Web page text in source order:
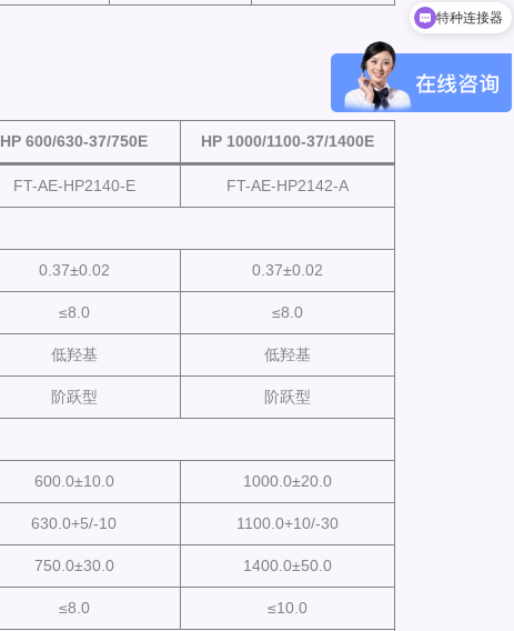
HP 600/630-37/750E HP 1000/1100-37/1400E
FT-AE-HP2140-E FT-AE-HP2142-A
0.37±0.02 0.37±0.02
≤8.0 ≤8.0
低羟基 低羟基
阶跃型 阶跃型
600.0±10.0 1000.0±20.0
630.0+5/-10 1100.0+10/-30
750.0±30.0 1400.0±50.0
≤8.0 ≤10.0
特种连接器
小型化光模块